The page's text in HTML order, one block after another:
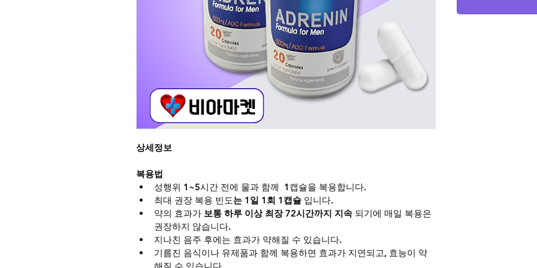
상세정보
복용법
성행위 1~5시간 전에 물과 함께  1캡슐을 복용합니다.
최대 권장 복용 빈도는 1일 1회 1캡슐 입니다.
약의 효과가 보통 하루 이상 최장 72시간까지 지속 되기에 매일 복용은
권장하지 않습니다.
지나친 음주 후에는 효과가 약해질 수 있습니다.
기름진 음식이나 유제품과 함께 복용하면 효과가 지연되고, 효능이 약